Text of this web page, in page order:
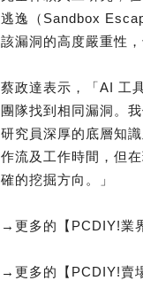
逃逸（Sandbox
該漏洞的高度嚴重性
蔡政達表示，「AI 工
團隊找到相同漏洞。
研究員深厚的底層知
作流及工作時間，但
確的挖掘方向。」
→更多的【PCDIY!業
→更多的【PCDIY!賣